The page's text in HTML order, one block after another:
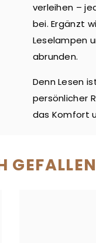
verleihen –
bei. Ergänzt
Leselampen
abrunden.
Denn Lesen
persönlicher
das Komfort
GEFALLEN